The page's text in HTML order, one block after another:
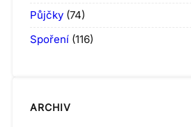
Půjčky (74)
Spoření (116)
ARCHIV